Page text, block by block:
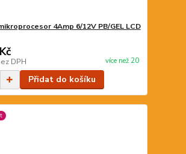
4Amp 6/12V PB/GEL LCD
DPH více než 20
Přidat do košíku